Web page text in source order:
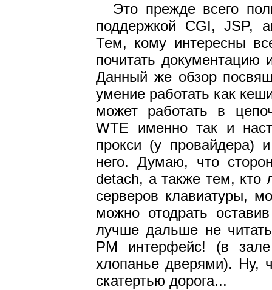
Это прежде всего
поддержкой CGI, JSP,
Тем, кому интересны
почитать документацию
Данный же обзор
умение работать как
может работать в
WTE именно так и
прокси (у провайдера)
него. Думаю, что
detach, а также тем, кто
серверов клавиатуры,
можно отодрать
лучше дальше не
PM интерфейс! (в
хлопанье дверями). Ну,
скатертью дорога...